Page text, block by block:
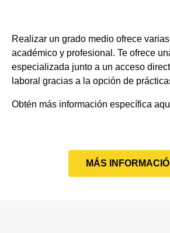
Realizar un grado medio ofrece
académico y profesional. Te ofrece
especializada junto a un acceso
laboral gracias a la opción de
Obtén más información específica
MÁS